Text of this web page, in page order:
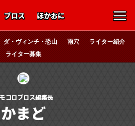
ブロス ほかおに
ダ・ヴィンチ・恐山 雨穴
ライター紹介
ライター募集
コロブロス編集長
かまど